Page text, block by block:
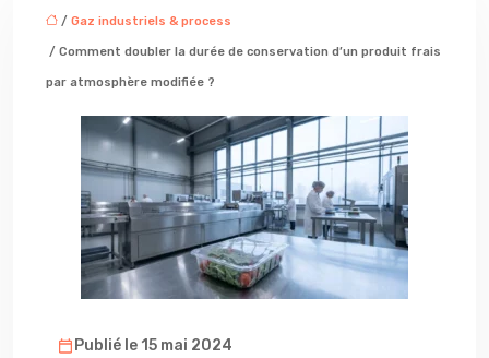
/ Gaz industriels & process
/ Comment doubler la durée de conservation d’un produit frais
par atmosphère modifiée ?
Publié le 15 mai 2024